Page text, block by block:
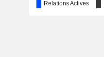
Relations Actives